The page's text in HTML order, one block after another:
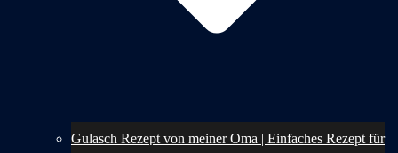
Gulasch Rezept von meiner Oma | Einfaches Rezept für